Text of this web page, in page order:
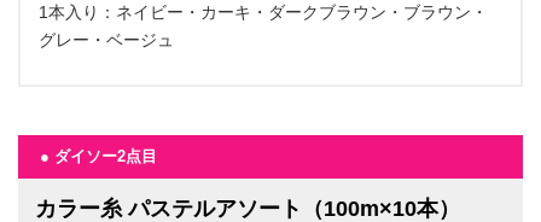
1本入り：ネイビー・カーキ・ダークブラウン・ブラウン・
グレー・ベージュ
● ダイソー2点目
カラー糸 パステルアソート（100m×10本）